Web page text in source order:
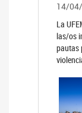
14/
La
las/os
pautas